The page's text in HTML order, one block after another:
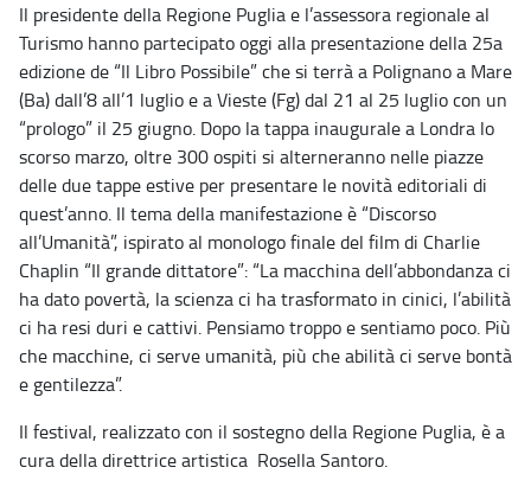
Il presidente della Regione Puglia e l’assessora regionale al
Turismo hanno partecipato oggi alla presentazione della 25a
edizione de “Il Libro Possibile” che si terrà a Polignano a Mare
(Ba) dall’8 all’1 luglio e a Vieste (Fg) dal 21 al 25 luglio con un
“prologo” il 25 giugno. Dopo la tappa inaugurale a Londra lo
scorso marzo, oltre 300 ospiti si alterneranno nelle piazze
delle due tappe estive per presentare le novità editoriali di
quest’anno. Il tema della manifestazione è “Discorso
all’Umanità”, ispirato al monologo finale del film di Charlie
Chaplin “Il grande dittatore”: “La macchina dell’abbondanza ci
ha dato povertà, la scienza ci ha trasformato in cinici, l’abilità
ci ha resi duri e cattivi. Pensiamo troppo e sentiamo poco. Più
che macchine, ci serve umanità, più che abilità ci serve bontà
e gentilezza”.
Il festival, realizzato con il sostegno della Regione Puglia, è a
cura della direttrice artistica Rosella Santoro.